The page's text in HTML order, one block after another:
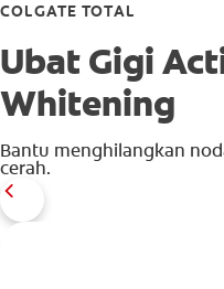
COLGATE TOTAL
Ubat Gigi
Whitening
Bantu menghilangkan
cerah.